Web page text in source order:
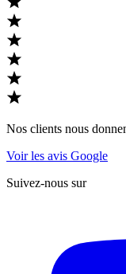
Nos clients nous
Voir les avis Google
Suivez-nous sur